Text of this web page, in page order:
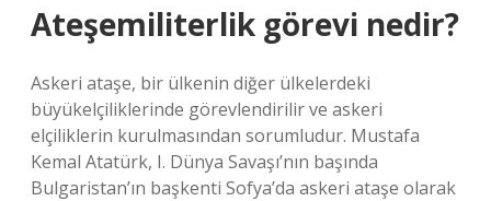
Ateşemiliterlik görevi nedir?
Askeri ataşe, bir ülkenin diğer ülkelerdeki
büyükelçiliklerinde görevlendirilir ve askeri
elçiliklerin kurulmasından sorumludur. Mustafa
Kemal Atatürk, I. Dünya Savaşı’nın başında
Bulgaristan’ın başkenti Sofya’da askeri ataşe olarak